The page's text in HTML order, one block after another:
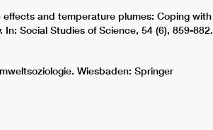
effects and temperature plumes: Coping with
Social Studies of Science, 54 (6), 859-882.
Wiesbaden: Springer